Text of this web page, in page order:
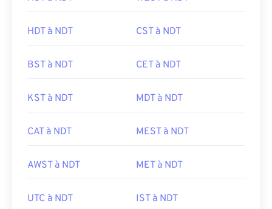
HDT à NDT CST à NDT
BST à NDT CET à NDT
KST à NDT MDT à NDT
CAT à NDT MEST à NDT
AWST à NDT MET à NDT
UTC à NDT IST à NDT